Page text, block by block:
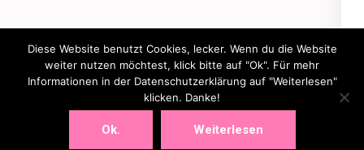
mamasbusiness.de
Diese Website benutzt Cookies, lecker. Wenn du die Website
weiter nutzen möchtest, klick bitte auf "Ok". Für mehr
Informationen in der Datenschutzerklärung auf "Weiterlesen"
klicken. Danke!
Ok. Weiterlesen